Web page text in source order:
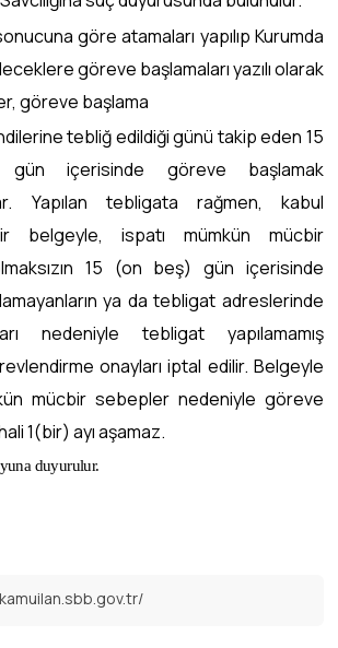
göre atamaları yapılıp Kurumda
göreve başlamaları yazılı olarak
göreve başlama
tebliğ edildiği günü takip eden 15
içerisinde göreve başlamak
Yapılan tebligata rağmen, kabul
belgeyle, ispatı mümkün mücbir
15 (on beş) gün içerisinde
ya da tebligat adreslerinde
nedeniyle tebligat yapılamamış
onayları iptal edilir. Belgeyle
mücbir sebepler nedeniyle göreve
1(bir) ayı aşamaz.
duyurulur.